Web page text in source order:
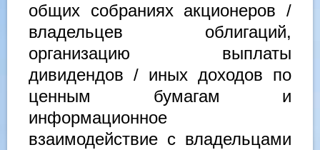
общих собраниях акционеров /
владельцев облигаций,
организацию выплаты
дивидендов / иных доходов по
ценным бумагам и
информационное
взаимодействие с владельцами